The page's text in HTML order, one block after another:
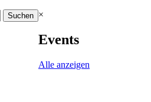
×
Events
Alle anzeigen